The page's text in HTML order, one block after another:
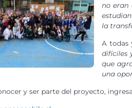
no eran
la
A todas
difíciles
que
una
y ser parte del proyecto,